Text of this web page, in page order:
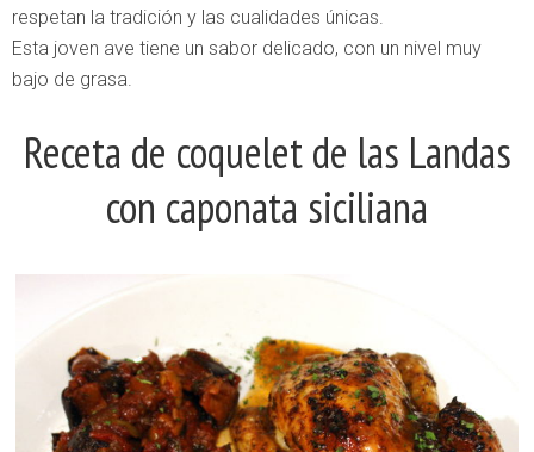
respetan la tradición y las cualidades únicas.
Esta joven ave tiene un sabor delicado, con un nivel muy
bajo de grasa.
Receta de coquelet de las Landas
con caponata siciliana